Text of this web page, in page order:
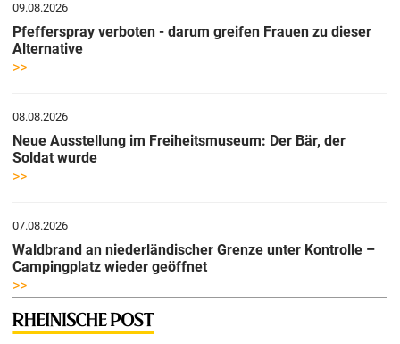
09.08.2026
Pfefferspray verboten - darum greifen Frauen zu dieser
Alternative
>>
08.08.2026
Neue Ausstellung im Freiheitsmuseum: Der Bär, der
Soldat wurde
>>
07.08.2026
Waldbrand an niederländischer Grenze unter Kontrolle –
Campingplatz wieder geöffnet
>>